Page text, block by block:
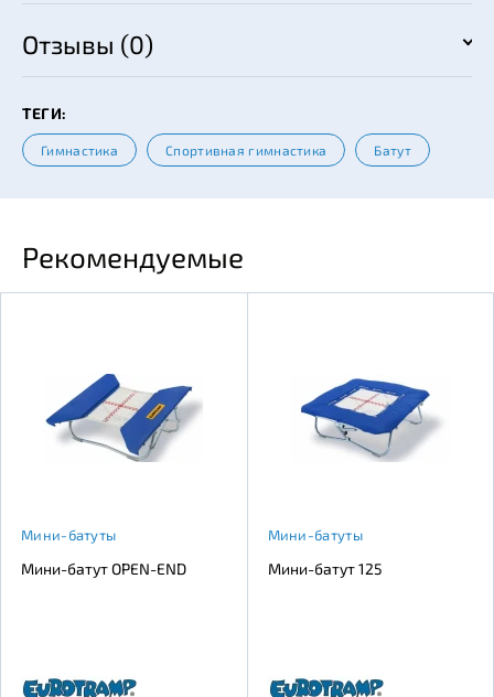
Отзывы (0)
ТЕГИ:
Гимнастика Спортивная гимнастика Батут
Рекомендуемые
Мини-батуты
Мини-батут OPEN-END
Мини-батуты
Мини-батут 125